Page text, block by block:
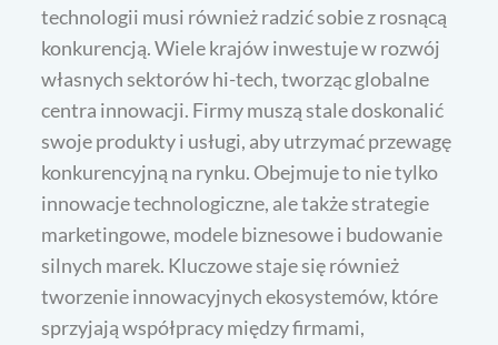
technologii musi również radzić sobie z rosnącą
konkurencją. Wiele krajów inwestuje w rozwój
własnych sektorów hi-tech, tworząc globalne
centra innowacji. Firmy muszą stale doskonalić
swoje produkty i usługi, aby utrzymać przewagę
konkurencyjną na rynku. Obejmuje to nie tylko
innowacje technologiczne, ale także strategie
marketingowe, modele biznesowe i budowanie
silnych marek. Kluczowe staje się również
tworzenie innowacyjnych ekosystemów, które
sprzyjają współpracy między firmami,